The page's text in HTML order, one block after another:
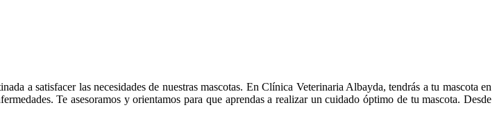
a satisfacer las necesidades de nuestras mascotas. En Clínica Veterinaria Albayda, tendrás a tu mascota en
Te asesoramos y orientamos para que aprendas a realizar un cuidado óptimo de tu mascota. Desde